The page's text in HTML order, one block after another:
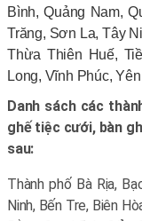
Bình, Quảng Nam,
Trăng, Sơn La, Tây
Thừa Thiên Huế,
Long, Vĩnh Phúc,
Danh sách các
ghế tiệc cưới, bàn
sau:
Thành phố Bà Rịa,
Ninh, Bến Tre, Biên